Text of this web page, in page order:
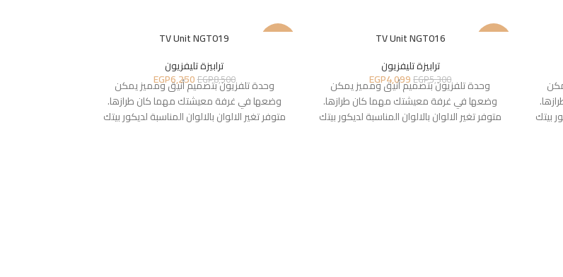
بيتك
TV Unit NGT016
ترابيزة تليفزيون
EGP5,300
EGP4,099
وحدة تلفزيون بتصميم أنيق ومميز يمكن
وضعها في غرفة معيشتك مهما كان طرازها.
متوفر تغير الالوان بالالوان المناسبة لديكور بيتك
TV Unit NGT019
ترابيزة تليفزيون
EGP8,500
EGP6,250
وحدة تلفزيون بتصميم أنيق ومميز يمكن
وضعها في غرفة معيشتك مهما كان طرازها.
متوفر تغير الالوان بالالوان المناسبة لديكور بيتك